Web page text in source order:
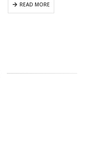
READ MORE